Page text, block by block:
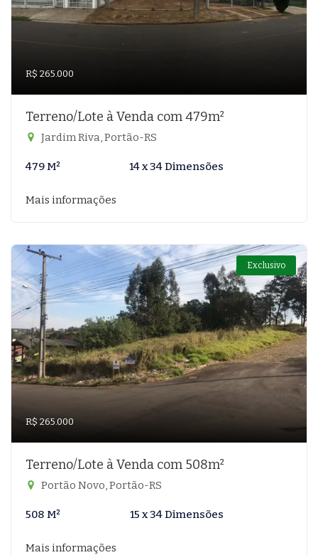
R$ 265.000
Terreno/Lote à Venda com 479m²
Jardim Riva, Portão-RS
479 M² 14 x 34 Dimensões
Mais informações
Exclusivo
R$ 265.000
Terreno/Lote à Venda com 508m²
Portão Novo, Portão-RS
508 M² 15 x 34 Dimensões
Mais informações